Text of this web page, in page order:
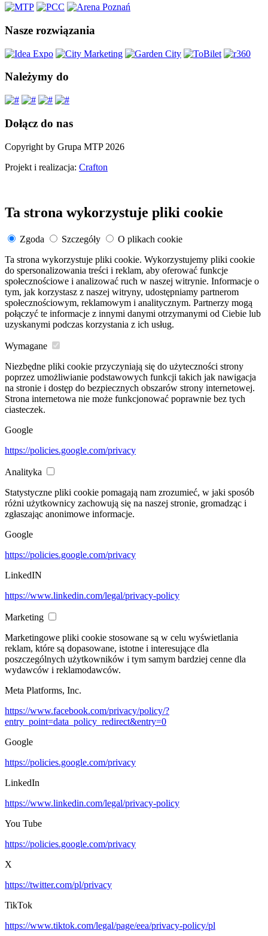
Nasze rozwiązania
Należymy do
Dołącz do nas
Copyright by Grupa MTP 2026
Projekt i realizacja: Crafton
Ta strona wykorzystuje pliki cookie
Zgoda Szczegóły
O plikach cookie
Ta strona wykorzystuje pliki cookie. Wykorzystujemy pliki cookie
do spersonalizowania treści i reklam, aby oferować funkcje
społecznościowe i analizować ruch w naszej witrynie. Informacje o
tym, jak korzystasz z naszej witryny, udostępniamy partnerom
społecznościowym, reklamowym i analitycznym. Partnerzy mogą
połączyć te informacje z innymi danymi otrzymanymi od Ciebie lub
uzyskanymi podczas korzystania z ich usług.
Wymagane
Niezbędne pliki cookie przyczyniają się do użyteczności strony
poprzez umożliwianie podstawowych funkcji takich jak nawigacja
na stronie i dostęp do bezpiecznych obszarów strony internetowej.
Strona internetowa nie może funkcjonować poprawnie bez tych
ciasteczek.
Google
https://policies.google.com/privacy
Analityka
Statystyczne pliki cookie pomagają nam zrozumieć, w jaki sposób
różni użytkownicy zachowują się na naszej stronie, gromadząc i
zgłaszając anonimowe informacje.
Google
https://policies.google.com/privacy
LinkedIN
https://www.linkedin.com/legal/privacy-policy
Marketing
Marketingowe pliki cookie stosowane są w celu wyświetlania
reklam, które są dopasowane, istotne i interesujące dla
poszczególnych użytkowników i tym samym bardziej cenne dla
wydawców i reklamodawców.
Meta Platforms, Inc.
https://www.facebook.com/privacy/policy/?
entry_point=data_policy_redirect&entry=0
Google
https://policies.google.com/privacy
LinkedIn
https://www.linkedin.com/legal/privacy-policy
You Tube
https://policies.google.com/privacy
X
https://twitter.com/pl/privacy
TikTok
https://www.tiktok.com/legal/page/eea/privacy-policy/pl